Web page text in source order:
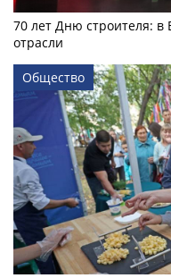
70 лет Дню строителя: в
отрасли
Общество